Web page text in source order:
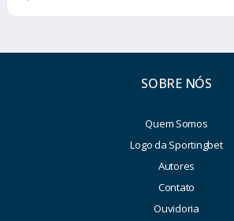
SOBRE NÓS
Quem Somos
Logo da Sportingbet
Autores
Contato
Ouvidoria